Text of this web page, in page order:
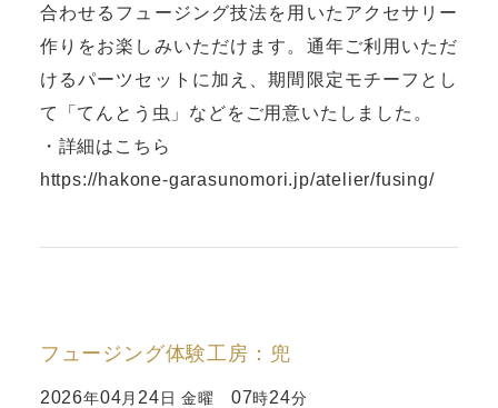
合わせるフュージング技法を用いたアクセサリー
作りをお楽しみいただけます。通年ご利用いただ
けるパーツセットに加え、期間限定モチーフとし
て「てんとう虫」などをご用意いたしました。
・詳細はこちら
https://hakone-garasunomori.jp/atelier/fusing/
フュージング体験工房：兜
2026年04 月 24 日 金曜 07時24分